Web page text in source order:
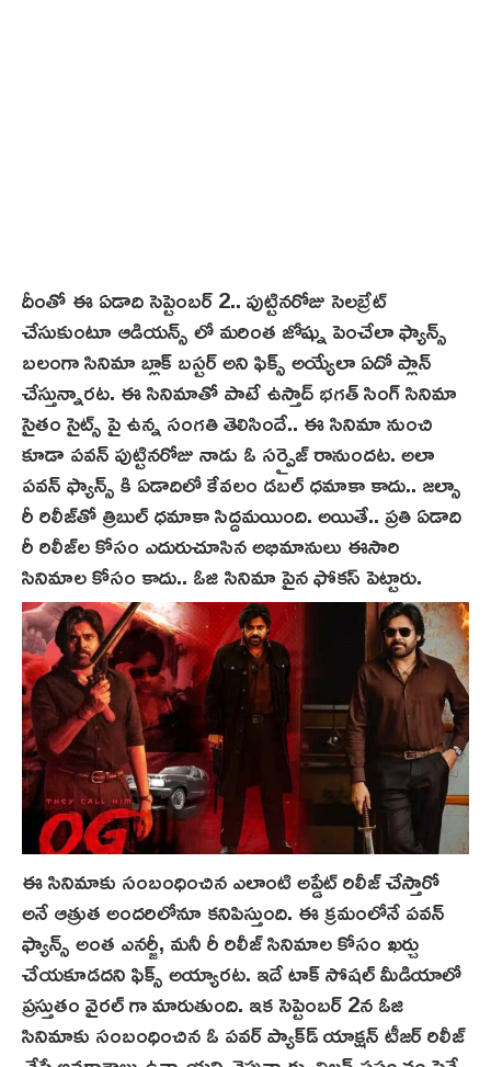
దీంతో ఈ ఏడాది సెప్టెంబర్ 2.. పుట్టినరోజు సెలబ్రేట్
చేసుకుంటూ ఆడియన్స్ లో మరింత జోష్ను పెంచేలా ఫ్యాన్స్
బలంగా సినిమా బ్లాక్ బ‌స్టర్ అని ఫిక్స్ అయ్యేలా ఏదో ప్లాన్
చేస్తున్నార‌ట‌. ఈ సినిమాతో పాటే ఉస్తాద్‌ భగత్ సింగ్ సినిమా
సైతం సైట్స్ పై ఉన్న సంగతి తెలిసిందే.. ఈ సినిమా నుంచి
కూడా పవన్ పుట్టినరోజు నాడు ఓ సర్ప్రైజ్ రానుందట. అలా
పవన్ ఫ్యాన్స్ కి ఏడాదిలో కేవలం డబల్ ధమాకా కాదు.. జ‌ల్సా
రీ రిలీజ్‌తో త్రిబుల్ ధమాకా సిద్దమయింది. అయితే.. ప్రతి ఏడాది
రీ రిలీజ్‌ల కోసం ఎదురుచూసిన అభిమానులు ఈసారి
సినిమాల కోసం కాదు.. ఓజి సినిమా పైన ఫోకస్ పెట్టారు.
ఈ సినిమాకు సంబంధించిన ఎలాంటి అప్డేట్ రిలీజ్ చేస్తారో
అనే ఆత్రుత అందరిలోనూ కనిపిస్తుంది. ఈ క్రమంలోనే పవన్
ఫ్యాన్స్ అంత ఎనర్జీ, మనీ రీ రిలీజ్ సినిమాల కోసం ఖర్చు
చేయకూడదని ఫిక్స్ అయ్యారట. ఇదే టాక్ సోషల్ మీడియాలో
ప్రస్తుతం వైరల్ గా మారుతుంది. ఇక సెప్టెంబర్ 2న ఓజి
సినిమాకు సంబంధించిన ఓ పవర్ ప్యాక్‌డ్‌ యాక్షన్ టీజర్ రిలీజ్